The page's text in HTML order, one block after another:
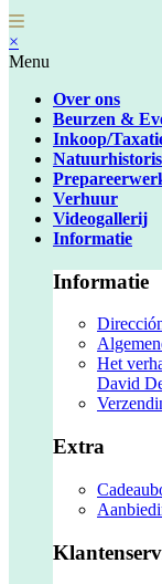
×
Menu
Over ons
Beurzen &
Inkoop/
Verhuur
Videogallerij
Informatie
Informatie
Het
David
Extra